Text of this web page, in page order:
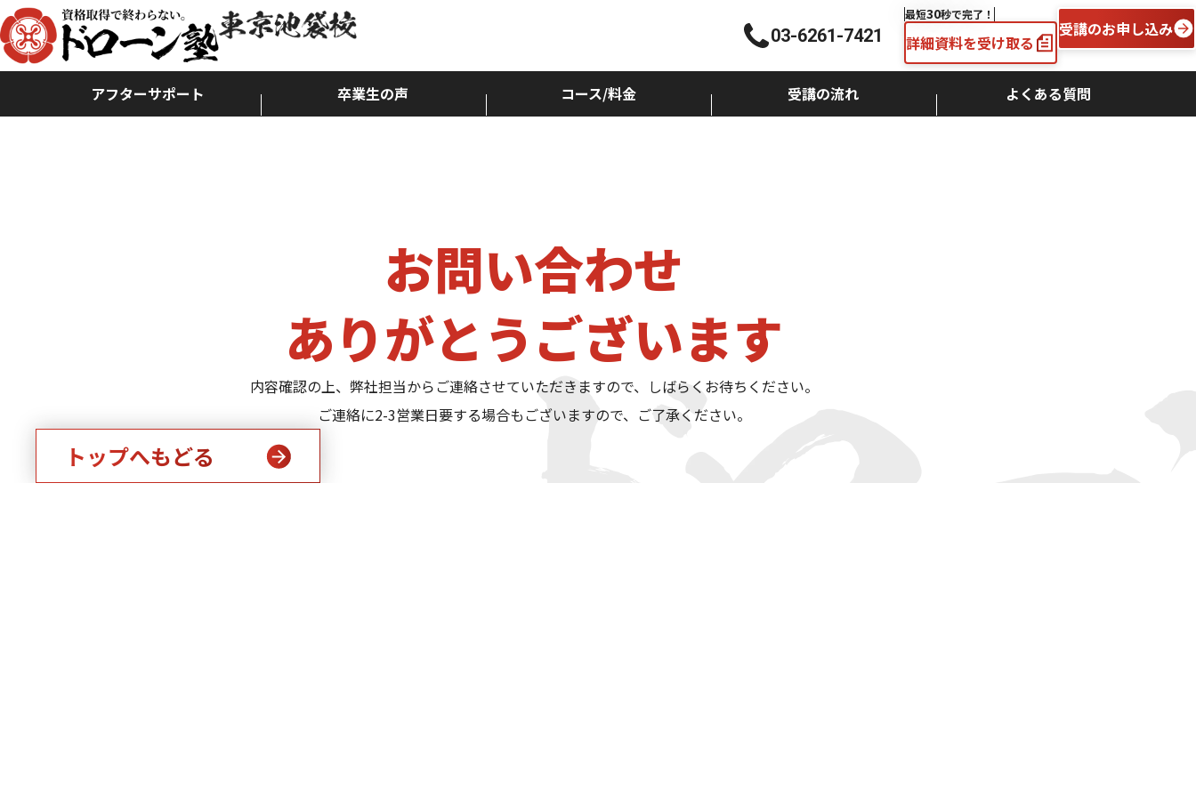
03-6261-7421
最短30秒で完了！
詳細資料を受け取る
受講のお申し込み
アフターサポート 卒業生の声 コース/料金 受講の流れ よくある質問
お問い合わせ
ありがとうございます
内容確認の上、弊社担当からご連絡させていただきますので、しばらくお待ちください。
ご連絡に2-3営業日要する場合もございますので、ご了承ください。
トップへもどる